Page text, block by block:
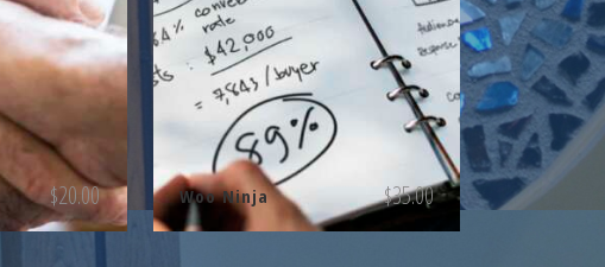
$20.00 Woo Ninja $35.00